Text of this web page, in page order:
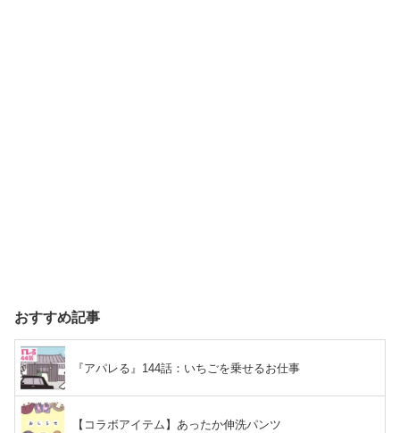
おすすめ記事
『アパレる』144話：いちごを乗せるお仕事
【コラボアイテム】あったか伸洗パンツ